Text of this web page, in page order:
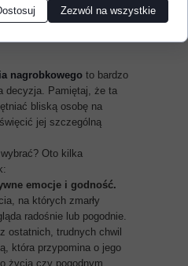
nagrobkowego
nagrobkowego to bardzo
decyzja. Pamiętaj, że ta
bliską osobę na
jej szczególną
wybrać? Oto kilka
emocje i godność.
na których zmarły
radośnie lub pogodnie.
ostatnich, trudnych chwil
która przypomina o jego
życia czy pogodnym
Zezwól na wszystkie